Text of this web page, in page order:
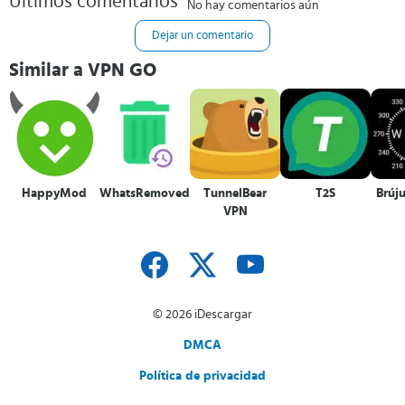
No hay comentarios aún
Dejar un comentario
Similar a VPN GO
HappyMod WhatsRemoved+
TunnelBear
VPN
T2S
© 2026 iDescargar
DMCA
Política de privacidad